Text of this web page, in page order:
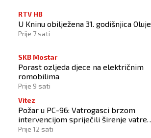
RTV HB
U Kninu obilježena 31. godišnjica Oluje
Prije 7 sati
SKB Mostar
Porast ozljeda djece na električnim
romobilima
Prije 9 sati
Vitez
Požar u PC-96: Vatrogasci brzom
intervencijom spriječili širenje vatre
na okolne objekte
Prije 12 sati